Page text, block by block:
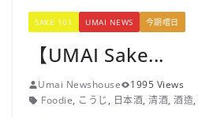
SAKE 101 UMAI NEWS 今期嚐日
【UMAI Sake...
Umai Newshouse
1995 Views
Foodie, こうじ, 日本酒, 清酒, 酒造,